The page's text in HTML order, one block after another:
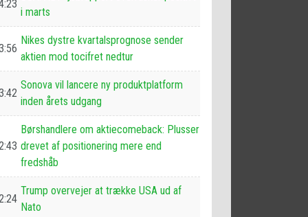
i marts
Nikes dystre kvartalsprognose sender
aktien mod tocifret nedtur
Sonova vil lancere ny produktplatform
inden årets udgang
Børshandlere om aktiecomeback: Plusser
drevet af positionering mere end
fredshåb
Trump overvejer at trække USA ud af
Nato